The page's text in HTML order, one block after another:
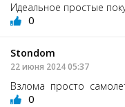
Идеальное простые
0
Stondom
22 июня 2024 05:37
Взлома просто
0